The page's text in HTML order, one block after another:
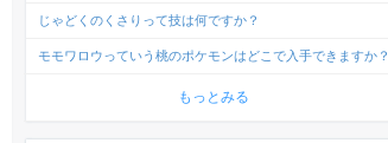
じゃどくのくさりって技は何ですか？
モモワロウっていう桃のポケモンはどこで入手できますか？
もっとみる